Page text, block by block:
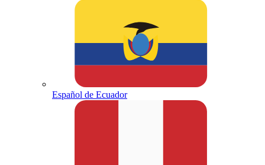
Español de Ecuador